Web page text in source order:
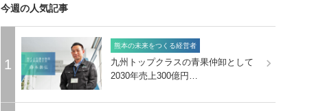
今週の人気記事
1
熊本の未来をつくる経営者
九州トップクラスの青果仲卸として
2030年売上300億円…